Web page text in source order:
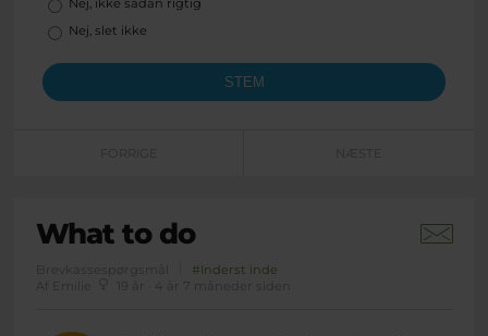
Nej, ikke sådan rigtig
Nej, slet ikke
FORRIGE NÆSTE
What to do
Brevkassespørgsmål
#Inderst inde
Af Emilie
19 år · 4 år 7 måneder siden